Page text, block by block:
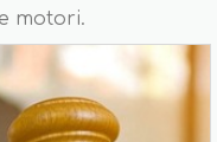
motori.